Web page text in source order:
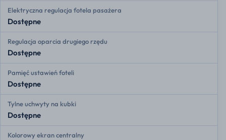
Elektryczna regulacja fotela pasażera
Dostępne
Regulacja oparcia drugiego rzędu
Dostępne
Pamięć ustawień foteli
Dostępne
Tylne uchwyty na kubki
Dostępne
Kolorowy ekran centralny